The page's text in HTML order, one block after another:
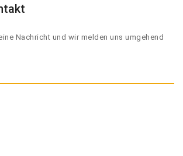
Nachricht und wir melden uns umgehend